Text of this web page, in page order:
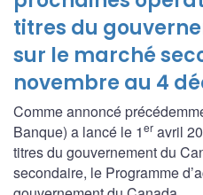
titres du
sur le marché
novembre au 4
Comme annoncé
Banque) a lancé le 1er avril
titres du gouvernement du
secondaire, le Programme